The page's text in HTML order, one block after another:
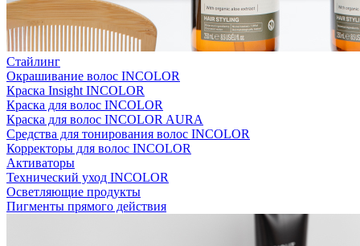
Стайлинг
Окрашивание волос INCOLOR
Краска Insight INCOLOR
Краска для волос INCOLOR
Краска для волос INCOLOR AURA
Средства для тонирования волос INCOLOR
Корректоры для волос INCOLOR
Активаторы
Технический уход INCOLOR
Осветляющие продукты
Пигменты прямого действия